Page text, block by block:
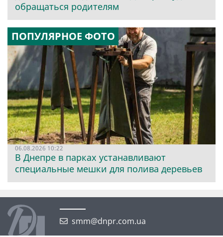
обращаться родителям
ПОПУЛЯРНОЕ ФОТО
06.08.2026 10:22
В Днепре в парках устанавливают
специальные мешки для полива деревьев
smm@dnpr.com.ua